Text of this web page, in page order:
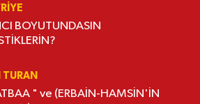
TURAN
" ve (ERBAİN-HAMSİN'İN